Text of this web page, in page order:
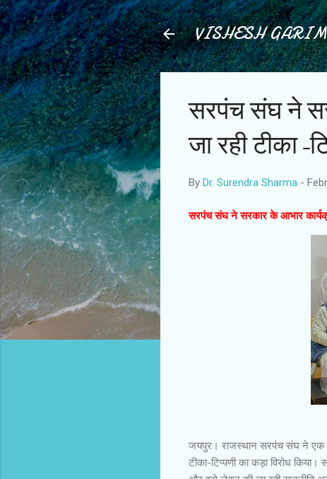
VISHESH
सरपंच संघ ने
जा रही टीका-
By Dr. Surendra Sharma -
सरपंच संघ ने सरकार के आभार
जयपुर। राजस्थान सरपंच संघ ने एक
टीका-टिप्पणी का कड़ा विरोध